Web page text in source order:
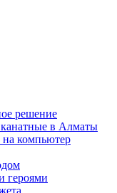
решение
канатные в Алматы
на компьютер
героями